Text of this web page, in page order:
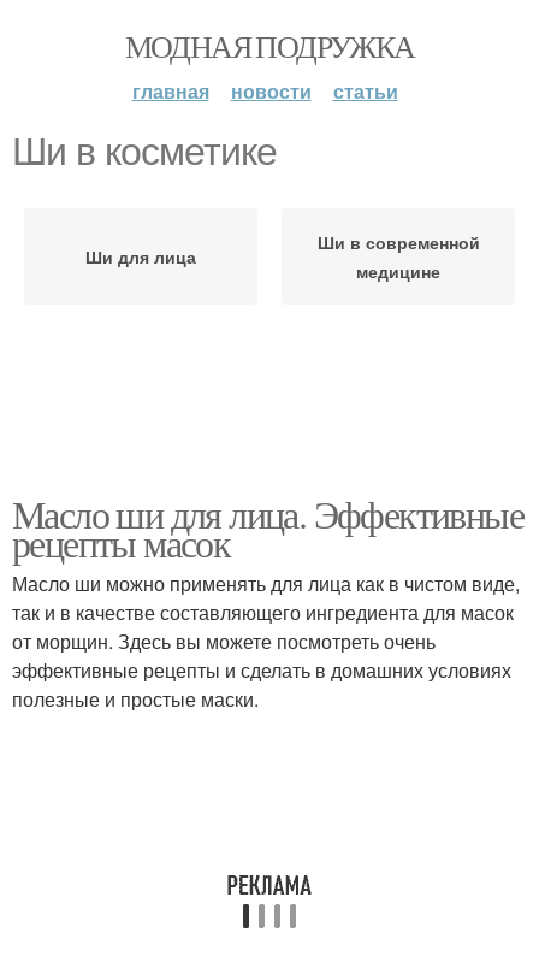
МОДНАЯ ПОДРУЖКА
главная новости статьи
Ши в косметике
Ши для лица
Ши в современной
медицине
Масло ши для лица. Эффективные
рецепты масок
Масло ши можно применять для лица как в чистом виде,
так и в качестве составляющего ингредиента для масок
от морщин. Здесь вы можете посмотреть очень
эффективные рецепты и сделать в домашних условиях
полезные и простые маски.